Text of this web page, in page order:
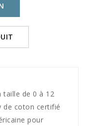
taille de 0 à 12
de coton certifié
pour